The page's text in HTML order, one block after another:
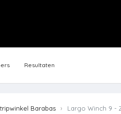
Resultaten
Barabas Largo Winch 9 -